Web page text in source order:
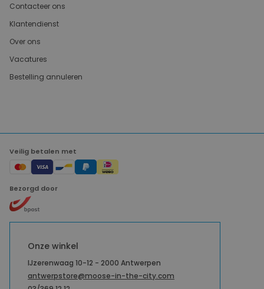
Contacteer ons
Klantendienst
Over ons
Vacatures
Bestelling annuleren
Veilig betalen met
Bezorgd door
Onze winkel
IJzerenwaag 10-12 - 2000 Antwerpen
antwerpstore@moose-in-the-city.com